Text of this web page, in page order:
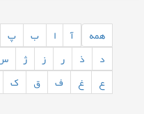
همه ب پ
د
ذ ر ز ژ س
ع
غ ف ق ک